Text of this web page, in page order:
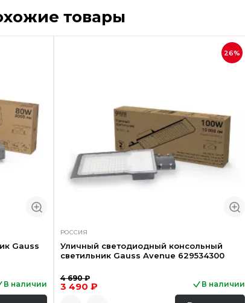
товары
Gauss
В наличии
26%
РОССИЯ
Уличный светодиодный консольный
светильник Gauss Avenue 629534300
4 690 ₽
3 490 ₽ В наличии